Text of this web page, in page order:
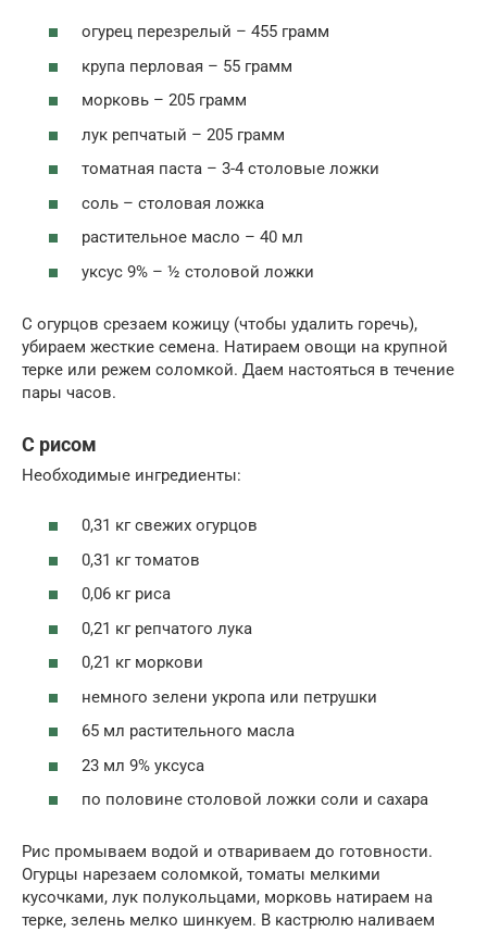
огурец перезрелый – 455 грамм
крупа перловая – 55 грамм
морковь – 205 грамм
лук репчатый – 205 грамм
томатная паста – 3-4 столовые ложки
соль – столовая ложка
растительное масло – 40 мл
уксус 9% – ½ столовой ложки
С огурцов срезаем кожицу (чтобы удалить горечь),
убираем жесткие семена. Натираем овощи на крупной
терке или режем соломкой. Даем настояться в течение
пары часов.
С рисом
Необходимые ингредиенты:
0,31 кг свежих огурцов
0,31 кг томатов
0,06 кг риса
0,21 кг репчатого лука
0,21 кг моркови
немного зелени укропа или петрушки
65 мл растительного масла
23 мл 9% уксуса
по половине столовой ложки соли и сахара
Рис промываем водой и отвариваем до готовности.
Огурцы нарезаем соломкой, томаты мелкими
кусочками, лук полукольцами, морковь натираем на
терке, зелень мелко шинкуем. В кастрюлю наливаем